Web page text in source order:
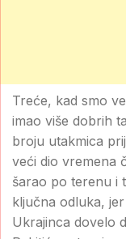
Treće, kad smo
imao više dobrih
broju utakmica
veći dio vremena
šarao po terenu i
ključna odluka,
Ukrajinca dovelo